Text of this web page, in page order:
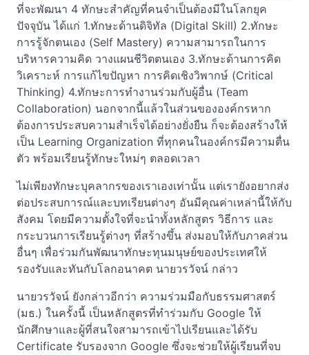
ที่จะพัฒนา 4 ทักษะสำคัญที่คนจำเป็นต้องมีในโลกยุค
ปัจจุบัน ได้แก่ 1.ทักษะด้านดิจิทัล (Digital Skill) 2.ทักษะ
การรู้จักตนเอง (Self Mastery) ความสามารถในการ
บริหารความคิด วางแผนชีวิตตนเอง 3.ทักษะด้านการคิด
วิเคราะห์ การแก้ไขปัญหา การคิดเชิงวิพากษ์ (Critical
Thinking) 4.ทักษะการทำงานร่วมกับผู้อื่น (Team
Collaboration) นอกจากนี้แล้วในส่วนขององค์กรหาก
ต้องการประสบความสำเร็จได้อย่างยั่งยืน ก็จะต้องสร้างให้
เป็น Learning Organization ที่ทุกคนในองค์กรมีความตื่น
ตัว พร้อมเรียนรู้ทักษะใหม่ๆ ตลอดเวลา
ไม่เพียงทักษะบุคลากรของเราเองเท่านั้น แต่เรายังอยากส่ง
ต่อประสบการณ์และบทเรียนต่างๆ อันมีคุณค่าเหล่านี้ให้กับ
สังคม โดยมีความตั้งใจที่จะนำทั้งหลักสูตร วิธีการ และ
กระบวนการเรียนรู้ต่างๆ ที่สร้างขึ้น ส่งมอบให้กับภาคส่วน
อื่นๆ เพื่อร่วมกันพัฒนาทักษะทุนมนุษย์ของประเทศให้
รองรับและทันกับโลกอนาคต นายวรวัจน์ กล่าว
นายวรวัจน์ ยังกล่าวอีกว่า ความร่วมมือกับธรรมศาสตร์
(มธ.) ในครั้งนี้ เป็นหลักสูตรที่ทำร่วมกับ Google ให้
นักศึกษาและผู้ที่สนใจสามารถเข้าไปเรียนและได้รับ
Certificate รับรองจาก Google ซึ่งจะช่วยให้ผู้เรียนที่จบ